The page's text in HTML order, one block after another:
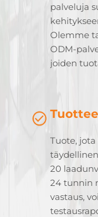
palveluja
Olemme
ODM-
joiden
Tuote,
20
24 tunnin
vastaus,